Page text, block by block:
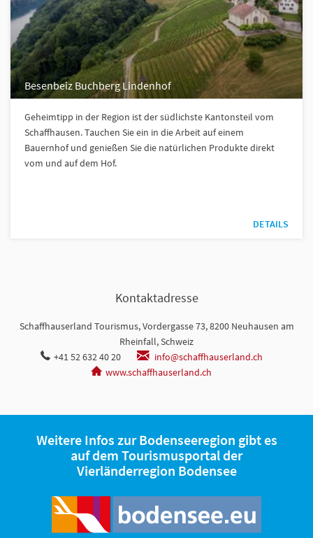
Besenbeiz Buchberg Lindenhof
Geheimtipp in der Region ist der südlichste Kantonsteil vom
Schaffhausen. Tauchen Sie ein in die Arbeit auf einem
Bauernhof und genießen Sie die natürlichen Produkte direkt
vom und auf dem Hof.
DETAILS
Kontaktadresse
Schaffhauserland Tourismus, Vordergasse 73, 8200 Neuhausen am
Rheinfall, Schweiz
+41 52 632 40 20
info@schaffhauserland.ch
www.schaffhauserland.ch
Weitere Infos zur Bodenseeregion gibt es
auf dem Tourismusportal der
Vierländerregion Bodensee